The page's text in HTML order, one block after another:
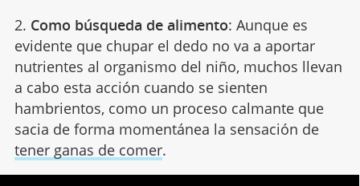
2. Como búsqueda de alimento: Aunque es
evidente que chupar el dedo no va a aportar
nutrientes al organismo del niño, muchos llevan
a cabo esta acción cuando se sienten
hambrientos, como un proceso calmante que
sacia de forma momentánea la sensación de
tener ganas de comer.